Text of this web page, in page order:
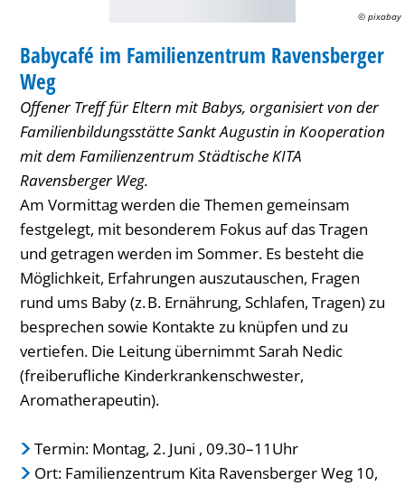
© pixabay
KATEGORIE: FAMILIENZENTRUM / KITA
Babycafé im Familienzentrum Ravensberger
Weg
Offener Treff für Eltern mit Babys, organisiert von der
Familienbildungsstätte Sankt Augustin in Kooperation
mit dem Familienzentrum Städtische KITA
Ravensberger Weg.
Am Vormittag werden die Themen gemeinsam
festgelegt, mit besonderem Fokus auf das Tragen
und getragen werden im Sommer. Es besteht die
Möglichkeit, Erfahrungen auszutauschen, Fragen
rund ums Baby (z. B. Ernährung, Schlafen, Tragen) zu
besprechen sowie Kontakte zu knüpfen und zu
vertiefen. Die Leitung übernimmt Sarah Nedic
(freiberufliche Kinderkrankenschwester,
Aromatherapeutin).
Termin: Montag, 2. Juni , 09.30–11Uhr
Ort: Familienzentrum Kita Ravensberger Weg 10,